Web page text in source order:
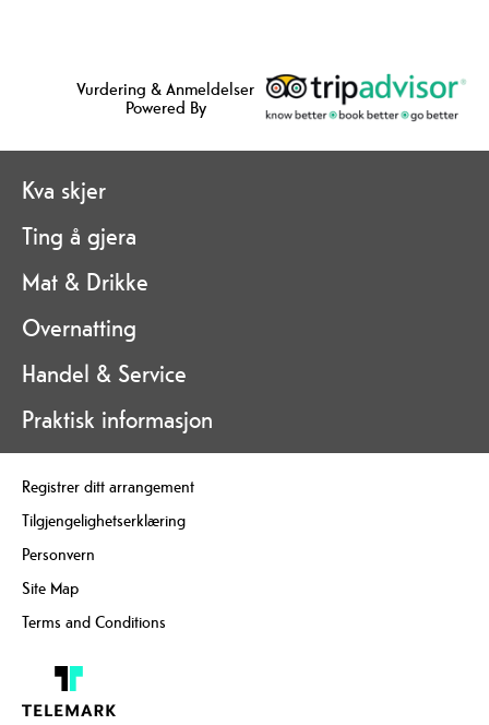
Vurdering & Anmeldelser
Powered By
Kva skjer
Ting å gjera
Mat & Drikke
Overnatting
Handel & Service
Praktisk informasjon
Registrer ditt arrangement
Tilgjengelighetserklæring
Personvern
Site Map
Terms and Conditions